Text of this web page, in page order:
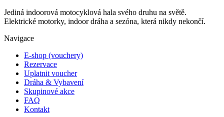
Jediná indoorová motocyklová hala svého druhu na světě.
Elektrické motorky, indoor dráha a sezóna, která nikdy nekončí.
Navigace
E-shop (vouchery)
Rezervace
Uplatnit voucher
Dráha & Vybavení
Skupinové akce
FAQ
Kontakt